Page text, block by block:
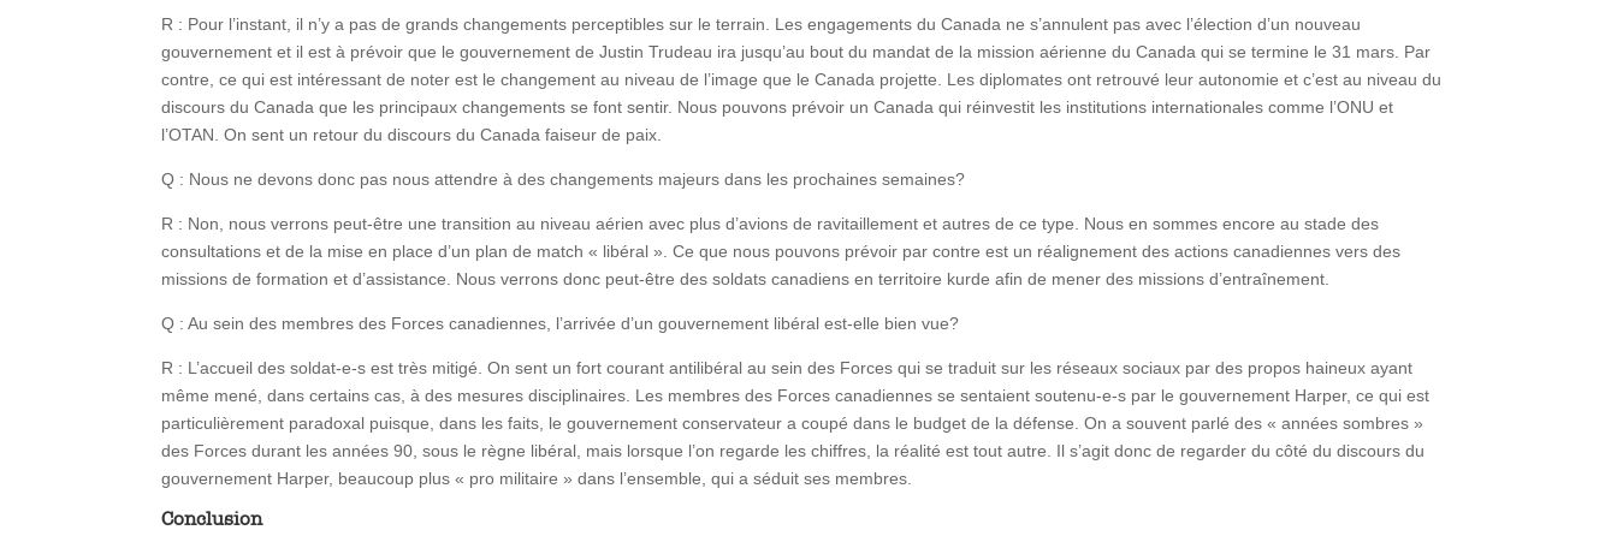
R : Pour l’instant, il n’y a pas de grands changements perceptibles sur le terrain. Les engagements du Canada ne s’annulent pas avec l’élection d’un nouveau
gouvernement et il est à prévoir que le gouvernement de Justin Trudeau ira jusqu’au bout du mandat de la mission aérienne du Canada qui se termine le 31 mars. Par
contre, ce qui est intéressant de noter est le changement au niveau de l’image que le Canada projette. Les diplomates ont retrouvé leur autonomie et c’est au niveau du
discours du Canada que les principaux changements se font sentir. Nous pouvons prévoir un Canada qui réinvestit les institutions internationales comme l’ONU et
l’OTAN. On sent un retour du discours du Canada faiseur de paix.
Q : Nous ne devons donc pas nous attendre à des changements majeurs dans les prochaines semaines?
R : Non, nous verrons peut-être une transition au niveau aérien avec plus d’avions de ravitaillement et autres de ce type. Nous en sommes encore au stade des
consultations et de la mise en place d’un plan de match « libéral ». Ce que nous pouvons prévoir par contre est un réalignement des actions canadiennes vers des
missions de formation et d’assistance. Nous verrons donc peut-être des soldats canadiens en territoire kurde afin de mener des missions d’entraînement.
Q : Au sein des membres des Forces canadiennes, l’arrivée d’un gouvernement libéral est-elle bien vue?
R : L’accueil des soldat-e-s est très mitigé. On sent un fort courant antilibéral au sein des Forces qui se traduit sur les réseaux sociaux par des propos haineux ayant
même mené, dans certains cas, à des mesures disciplinaires. Les membres des Forces canadiennes se sentaient soutenu-e-s par le gouvernement Harper, ce qui est
particulièrement paradoxal puisque, dans les faits, le gouvernement conservateur a coupé dans le budget de la défense. On a souvent parlé des « années sombres »
des Forces durant les années 90, sous le règne libéral, mais lorsque l’on regarde les chiffres, la réalité est tout autre. Il s’agit donc de regarder du côté du discours du
gouvernement Harper, beaucoup plus « pro militaire » dans l’ensemble, qui a séduit ses membres.
Conclusion